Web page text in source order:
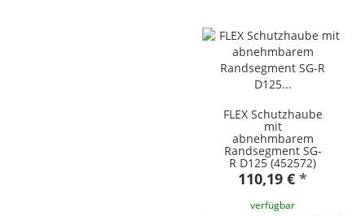
FLEX Schutzhaube
mit
abnehmbarem
Randsegment SG-
R D125 (452572)
110,19 € *
verfügbar